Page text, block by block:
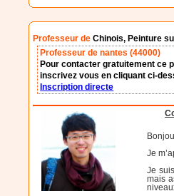
Professeur deChinois, Peinture
Professeur de nantes (44000)
Pour contacter gratuitement ce
inscrivez vous en cliquant ci-
Inscription directe
Je
Je
mais